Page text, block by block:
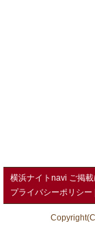
横浜ナイトnavi ご掲
プライバシーポリシー